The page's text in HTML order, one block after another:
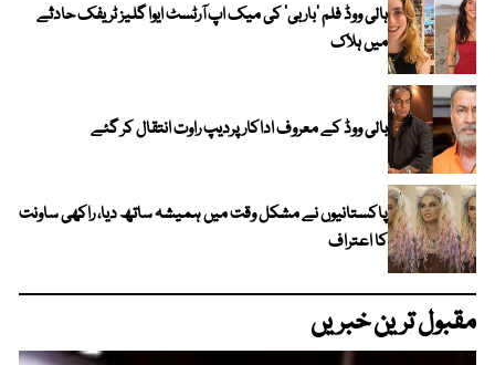
ہالی ووڈ فلم ’باربی‘ کی میک اپ آرٹسٹ ایوا گلیز ٹریفک حادثے
میں ہلاک
بالی ووڈ کے معروف اداکار پردیپ راوت انتقال کر گئے
پاکستانیوں نے مشکل وقت میں ہمیشہ ساتھ دیا، راکھی ساونت
کا اعتراف
مقبول ترین خبریں